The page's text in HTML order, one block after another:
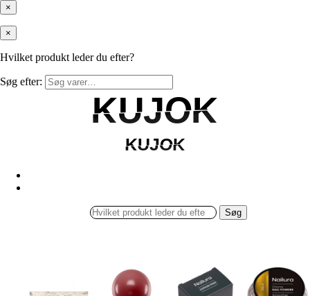
×
×
Hvilket produkt leder du efter?
Søg efter:
KUJOK
KUJOK
KUJOK
KUJOK
Søg